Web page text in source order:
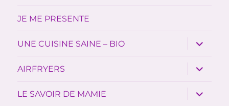
JE ME PRESENTE
UNE CUISINE SAINE – BIO
ouvrir
le
sous-
menu
AIRFRYERS
ouvrir
le
sous-
menu
LE SAVOIR DE MAMIE
ouvrir
le